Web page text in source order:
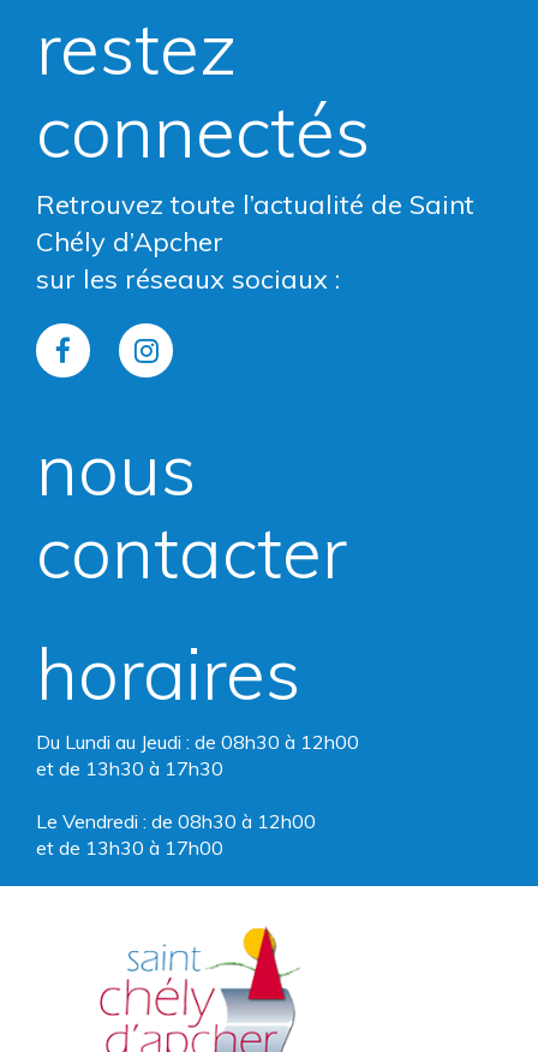
restez
connectés
Retrouvez toute l’actualité de Saint
Chély d’Apcher
sur les réseaux sociaux :
Lien
le
Facebook
Lien
le
Instagram
nous
contacter
horaires
Du Lundi au Jeudi : de 08h30 à 12h00
et de 13h30 à 17h30
Le Vendredi : de 08h30 à 12h00
et de 13h30 à 17h00